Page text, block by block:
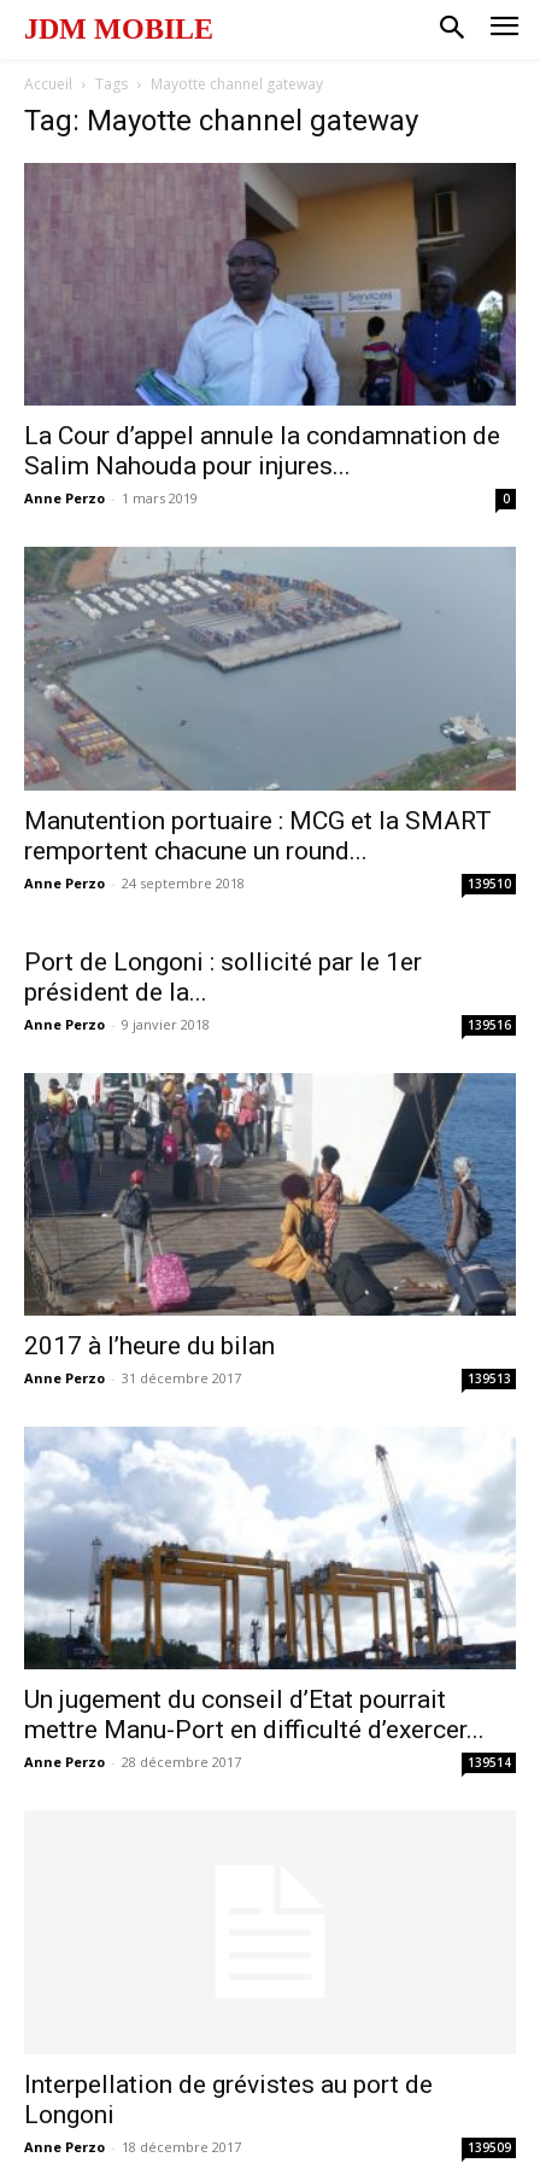
JDM MOBILE
Accueil Tags Mayotte channel gateway
Tag: Mayotte channel gateway
La Cour d’appel annule la condamnation de
Salim Nahouda pour injures...
Anne Perzo - 1 mars 2019 0
Manutention portuaire : MCG et la SMART
remportent chacune un round...
Anne Perzo - 24 septembre 2018 139510
Port de Longoni : sollicité par le 1er
président de la...
Anne Perzo - 9 janvier 2018 139516
2017 à l’heure du bilan
Anne Perzo - 31 décembre 2017 139513
Un jugement du conseil d’Etat pourrait
mettre Manu-Port en difficulté d’exercer...
Anne Perzo - 28 décembre 2017 139514
Interpellation de grévistes au port de
Longoni
Anne Perzo - 18 décembre 2017 139509